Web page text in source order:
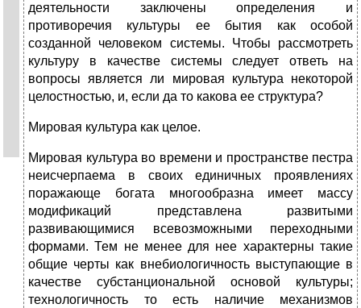
деятельности заключены определения и
противоречия культуры ее бытия как особой
созданной человеком системы. Чтобы рассмотреть
культуру в качестве системы следует ответь на
вопросы является ли мировая культура некоторой
целостностью, и, если да то какова ее структура?
Мировая культура как целое.
Мировая культура во времени и пространстве пестра
неисчерпаема в своих единичных проявлениях
поражающе богата многообразна имеет массу
модификаций представлена развитыми
развивающимися всевозможными переходными
формами. Тем не менее для нее характерны такие
общие черты как внебиологичность выступающие в
качестве субстанциональной основой культуры;
технологичность то есть наличие механизмов